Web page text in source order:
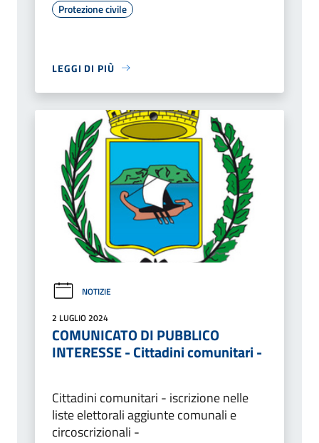
Protezione civile
LEGGI DI PIÙ
NOTIZIE
2 LUGLIO 2024
COMUNICATO DI PUBBLICO
INTERESSE - Cittadini comunitari -
Cittadini comunitari - iscrizione nelle
liste elettorali aggiunte comunali e
circoscrizionali -